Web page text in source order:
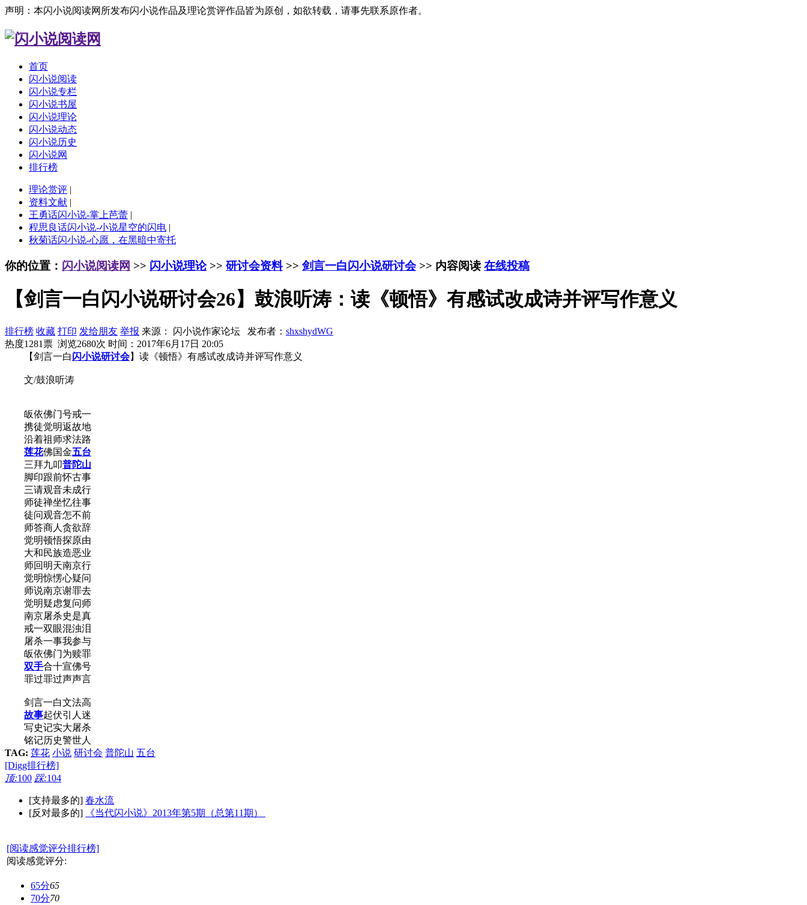
声明：本闪小说阅读网所发布闪小说作品及理论赏评作品皆为原创，如欲转载，请事先联系原作者。
首页
闪小说阅读
闪小说专栏
闪小说书屋
闪小说理论
闪小说动态
闪小说历史
闪小说网
排行榜
理论赏评 |
资料文献 |
王勇话闪小说-掌上芭蕾 |
程思良话闪小说-小说星空的闪电 |
秋菊话闪小说-心愿，在黑暗中寄托
你的位置： 闪小说阅读网 >> 闪小说理论>> 研讨会资料>> 剑言一白闪小说研讨会>> 内容阅读 在线投稿
【剑言一白闪小说研讨会26】鼓浪听涛：读《顿悟》有感试改成诗并评写作意义
排行榜 收藏 打印 发给朋友 举报 来源： 闪小说作家论坛 发布者： shxshydWG
热度1281票 浏览2680次 时间：2017年6月17日 20:05
【剑言一白闪小说研讨会】读《顿悟》有感试改成诗并评写作意义
文/鼓浪听涛
皈依佛门号戒一
携徒觉明返故地
沿着祖师求法路
莲花佛国金五台
三拜九叩普陀山
脚印跟前怀古事
三请观音未成行
师徒禅坐忆往事
徒问观音怎不前
师答商人贪欲辞
觉明顿悟探原由
大和民族造恶业
师回明天南京行
觉明惊愣心疑问
师说南京谢罪去
觉明疑虑复问师
南京屠杀史是真
戒一双眼混浊泪
屠杀一事我参与
皈依佛门为赎罪
双手合十宣佛号
罪过罪过声声言
剑言一白文法高
故事起伏引人迷
写史记实大屠杀
铭记历史警世人
TAG: 莲花 小说 研讨会 普陀山 五台
[Digg排行榜]
顶:100 踩:104
[支持最多的] 春水流
[反对最多的]
《当代闪小说》2013年第5期（总第11期）
[阅读感觉评分排行榜]
阅读感觉评分:
65分65
70分70